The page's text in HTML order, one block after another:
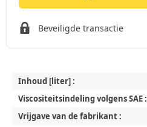
Beveiligde transactie
Inhoud [liter] :
Viscositeitsindeling volgens SAE :
Vrijgave van de fabrikant :